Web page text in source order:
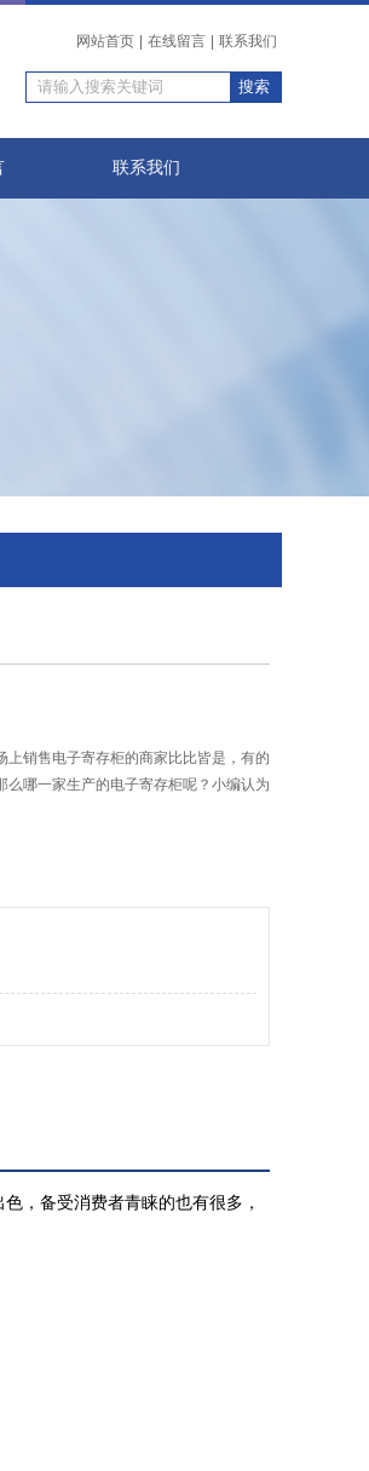
网站首页 在线留言 联系我们
联系我们
销售电子寄存柜的商家比比皆是，有的
哪一家生产的电子寄存柜呢？小编认为
，备受消费者青睐的也有很多，